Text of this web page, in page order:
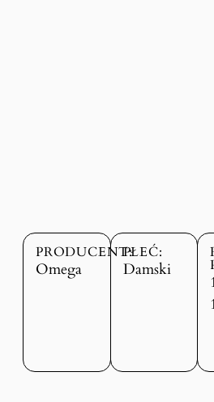
PRODUCENT:
Omega
PŁEĆ:
Damski